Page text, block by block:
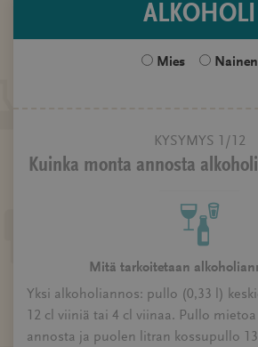
ALKOHOLI
Mies Nainen
KYSYMYS 1/12
Kuinka monta annosta
Mitä tarkoitetaan
Yksi alkoholiannos: pullo (0,33 l)
12 cl viiniä tai 4 cl viinaa. Pullo
annosta ja puolen litran kossupullo